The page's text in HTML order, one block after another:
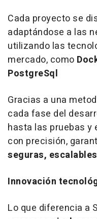
Cada proyecto se
adaptándose a las
utilizando las
mercado, como
PostgreSql
Gracias a una
cada fase del
hasta las pruebas
con precisión,
seguras,
Innovación
Lo que diferencia a